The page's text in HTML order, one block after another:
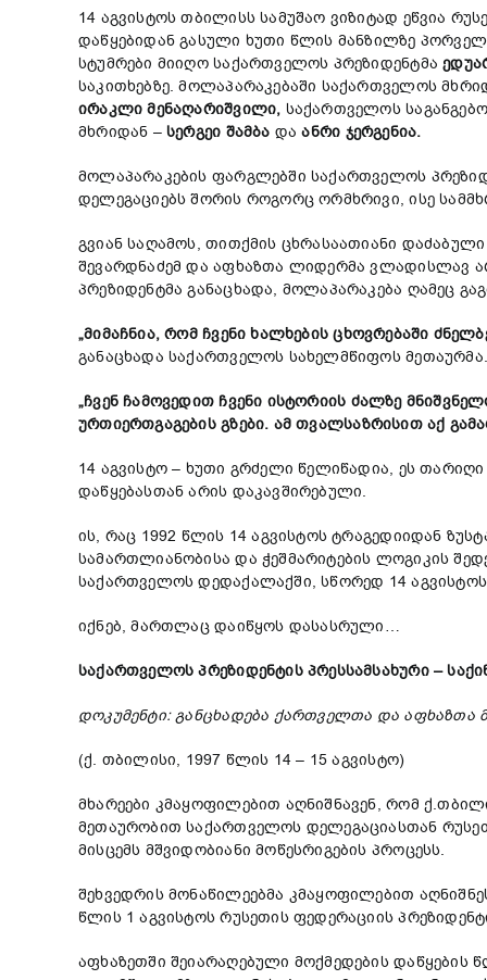
14 აგვისტოს თბილისს სამუშაო ვიზიტად ეწვია
დაწყებიდან გასული ხუთი წლის მანზილზე
სტუმრები მიიღო საქართველოს პრეზიდენტმა
საკითხებზე. მოლაპარაკებაში საქართველოს
ირაკლი მენაღარიშვილი, საქართველოს
მხრიდან –სერგეი შამბა დაანრი ჯერგენია.
მოლაპარაკების ფარგლებში საქართველოს
დელეგაციებს შორის როგორც ორმხრივი, ისე
გვიან საღამოს, თითქმის ცხრასაათიანი
შევარდნაძემ და აფხაზთა ლიდერმა ვლადისლავ
პრეზიდენტმა განაცხადა, მოლაპარაკება ღამეც
„მიმაჩნია,რომ ჩვენი ხალხების ცხოვრებაში
განაცხადა საქართველოს სახელმწიფოს მეთაურმა.
„ჩვენ ჩამოვედით ჩვენი ისტორიის ძალზე
ურთიერთგაგების გზები. ამ თვალსაზრისით აქ
14 აგვისტო – ხუთი გრძელი წელიწადია, ეს
დაწყებასთან არის დაკავშირებული.
ის, რაც 1992 წლის 14 აგვისტოს ტრაგედიიდან
სამართლიანობისა და ჭეშმარიტების ლოგიკის
საქართველოს დედაქალაქში, სწორედ 14
იქნებ, მართლაც დაიწყოს დასასრული…
საქართველოს პრეზიდენტის პრესსამსახური –
დოკუმენტი:განცხადება ქართველთა და აფხაზთა
(ქ. თბილისი, 1997 წლის 14 – 15 აგვისტო)
მხარეები კმაყოფილებით აღნიშნავენ, რომ
მეთაურობით საქართველოს დელეგაციასთან
მისცემს მშვიდობიანი მოწესრიგების პროცესს.
შეხვედრის მონაწილეებმა კმაყოფილებით
წლის 1 აგვისტოს რუსეთის ფედერაციის
აფხაზეთში შეიარაღებული მოქმედების